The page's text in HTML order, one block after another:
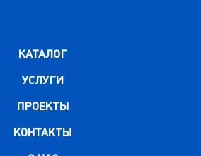
КАТАЛОГ
УСЛУГИ
ПРОЕКТЫ
КОНТАКТЫ